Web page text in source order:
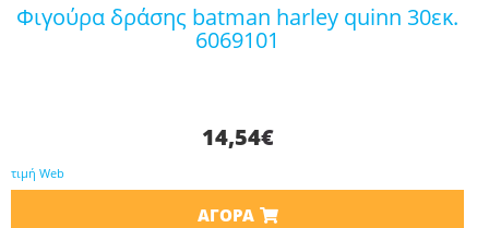
φιγούρα δράσης batman harley quinn 30εκ.
6069101
14,54€
τιμή Web
ΑΓΟΡΆ